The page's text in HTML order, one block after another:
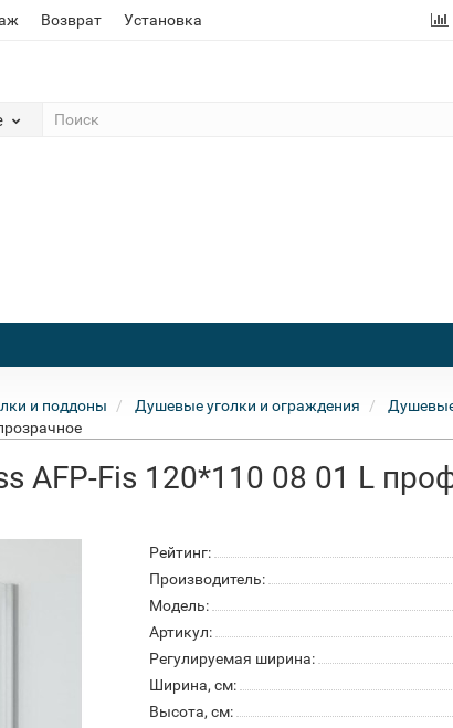
Возврат Установка
и поддоны Душевые уголки и ограждения
AFP-Fis 120*110 08 01 L
Рейтинг:
Производитель:
Модель:
Артикул:
Регулируемая ширина:
Ширина, см:
Высота, см: